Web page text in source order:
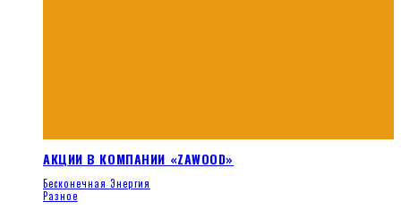
АКЦИИ В КОМПАНИИ «ZAWOOD»
Бесконечная Энергия
Разное